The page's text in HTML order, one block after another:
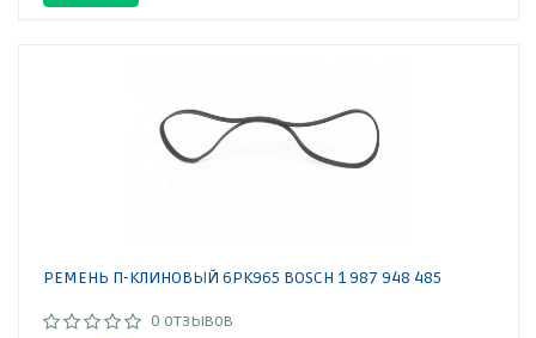
РЕМЕНЬ П-КЛИНОВЫЙ 6PK965 BOSCH 1 987 948 485
0 отзывов